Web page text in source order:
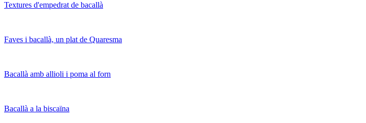
Textures d'empedrat de bacallà
Faves i bacallà, un plat de Quaresma
Bacallà amb allioli i poma al forn
Bacallà a la biscaïna